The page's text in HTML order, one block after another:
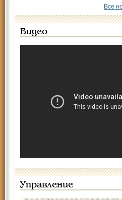
Все
Видео
Управление